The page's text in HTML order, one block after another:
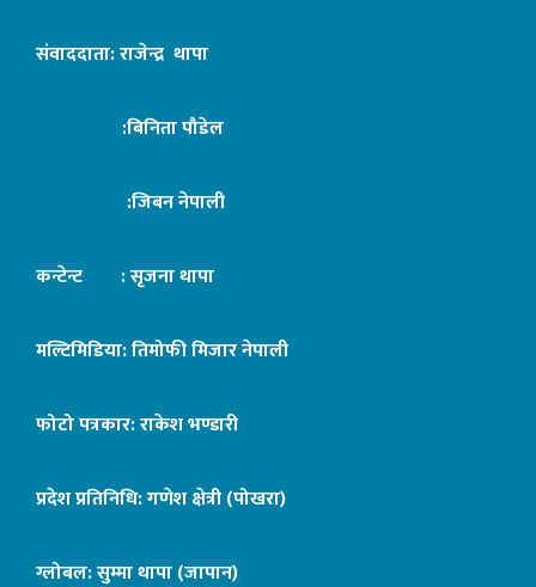
संवाददाता: राजेन्द्र थापा
:बिनिता पौडेल
:जिबन नेपाली
कन्टेन्ट : सृजना थापा
मल्टिमिडिया: तिमोफी मिजार नेपाली
फोटो पत्रकार: राकेश भण्डारी
प्रदेश प्रतिनिधि: गणेश क्षेत्री (पोखरा)
ग्लोबल: सुम्मा थापा (जापान)